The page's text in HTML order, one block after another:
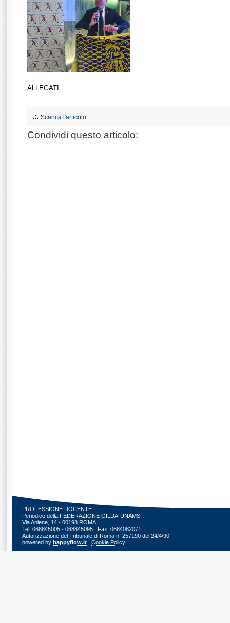
ALLEGATI
.:. Scarica l'articolo
Condividi questo articolo:
PROFESSIONE DOCENTE
Periodico della FEDERAZIONE GILDA-UNAMS
Via Aniene, 14 - 00198 ROMA
Tel. 068845005 - 068845095 | Fax. 0684082071
Autorizzazione del Tribunale di Roma n. 257190 del 24/4/90
powered by happyflow.it | Cookie Policy